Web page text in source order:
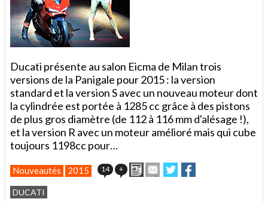
Ducati présente au salon Eicma de Milan trois
versions de la Panigale pour 2015 : la version
standard et la version S avec un nouveau moteur dont
la cylindrée est portée à 1285 cc grâce à des pistons
de plus gros diamètre (de 112 à 116 mm d'alésage !),
et la version R avec un moteur amélioré mais qui cube
toujours 1198cc pour…
Nouveautés 2015 14 + ImprimerEnvoyer
cet
Partager
sur
sur
DUCATI